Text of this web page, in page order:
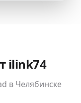
ilink74
в Челябинске